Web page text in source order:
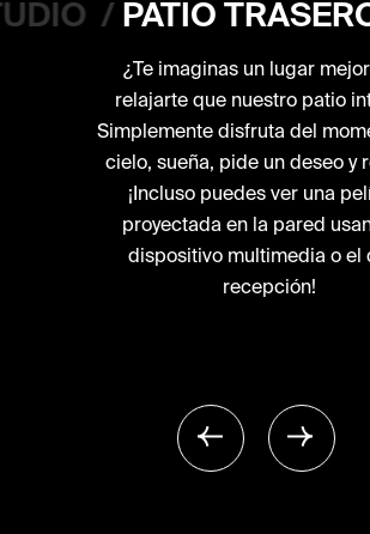
/ PATIO
¿Te imaginas un lugar
relajarte que nuestro patio
Simplemente disfruta del
cielo, sueña, pide un deseo y
¡Incluso puedes ver una
proyectada en la pared
dispositivo multimedia o el
recepción!